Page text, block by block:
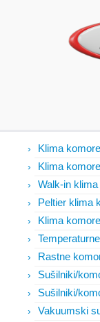
Klima komore
Klima
Walk-in
Peltier klima
Klima
Rastne
Sušilniki/
Sušilniki/
Vakuumski